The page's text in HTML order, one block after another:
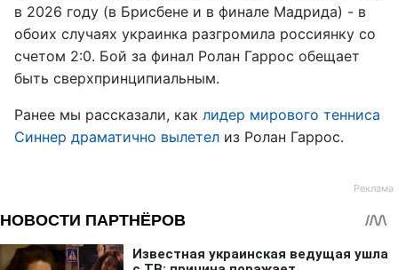
в 2026 году (в Брисбене и в финале Мадрида) - в
обоих случаях украинка разгромила россиянку со
счетом 2:0. Бой за финал Ролан Гаррос обещает
быть сверхпринципиальным.
Ранее мы рассказали, как лидер мирового тенниса
Синнер драматично вылетел из Ролан Гаррос.